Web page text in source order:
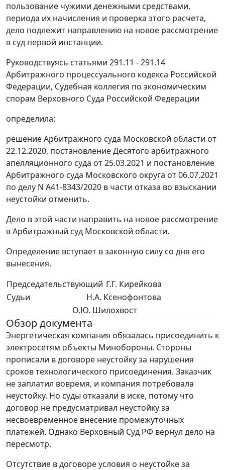
пользование чужими денежными средствами,
периода их начисления и проверка этого расчета,
дело подлежит направлению на новое рассмотрение
в суд первой инстанции.
Руководствуясь статьями 291.11 - 291.14
Арбитражного процессуального кодекса Российской
Федерации, Судебная коллегия по экономическим
спорам Верховного Суда Российской Федерации
определила:
решение Арбитражного суда Московской области от
22.12.2020, постановление Десятого арбитражного
апелляционного суда от 25.03.2021 и постановление
Арбитражного суда Московского округа от 06.07.2021
по делу N А41-8343/2020 в части отказа во взыскании
неустойки отменить.
Дело в этой части направить на новое рассмотрение
в Арбитражный суд Московской области.
Определение вступает в законную силу со дня его
вынесения.
Председательствующий Г.Г. Кирейкова
Судьи
Н.А. Ксенофонтова
О.Ю. Шилохвост
Обзор документа
Энергетическая компания обязалась присоединить к
электросетям объекты Минобороны. Стороны
прописали в договоре неустойку за нарушения
сроков технологического присоединения. Заказчик
не заплатил вовремя, и компания потребовала
неустойку. Но суды отказали в иске, потому что
договор не предусматривал неустойку за
несвоевременное внесение промежуточных
платежей. Однако Верховный Суд РФ вернул дело на
пересмотр.
Отсутствие в договоре условия о неустойке за